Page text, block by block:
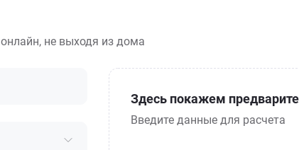
не выходя из дома
Здесь покажем
Введите данные для расчета